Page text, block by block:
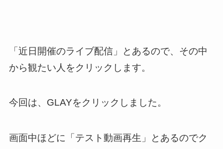
「近日開催のライブ配信」とあるので、その中
から観たい人をクリックします。
今回は、GLAYをクリックしました。
画面中ほどに「テスト動画再生」とあるのでク